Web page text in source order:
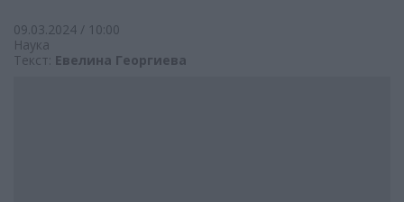
09.03.2024 / 10:00
Наука
Текст: Евелина Георгиева